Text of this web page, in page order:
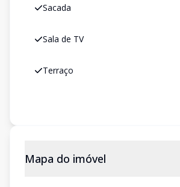
Sacada
Sala de TV
Terraço
Mapa do imóvel